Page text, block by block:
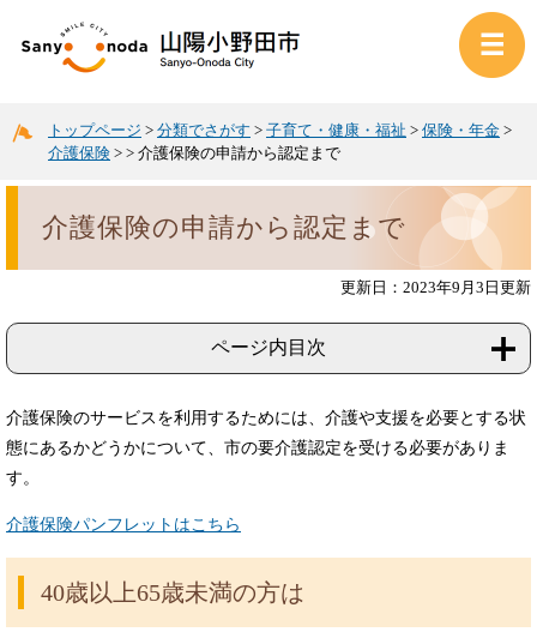
トップページ > 分類でさがす > 子育て・健康・福祉 > 保険・年金 >
介護保険 > > 介護保険の申請から認定まで
介護保険の申請から認定まで
更新日：2023年9月3日更新
ページ内目次
介護保険のサービスを利用するためには、介護や支援を必要とする状
態にあるかどうかについて、市の要介護認定を受ける必要がありま
す。
介護保険パンフレットはこちら
40歳以上65歳未満の方は